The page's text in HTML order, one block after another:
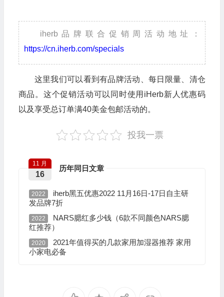
iherb品牌联合促销周活动地址：
https://cn.iherb.com/specials
这里我们可以看到有品牌活动、每日限量、清仓
商品。这个促销活动可以同时使用iHerb新人优惠码
以及享受总订单满40美金包邮活动的。
投我一票
历年同日文章
11 月
16
2022
iherb黑五优惠2022 11月16日-17日自主研
发品牌7折
2022
NARS腮红多少钱（6款不同颜色NARS腮
红推荐）
2020
2021年值得买的几款家用加湿器推荐 家用
小家电必备